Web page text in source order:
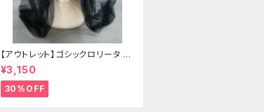
【アウトレット】ゴシックロリータ ゴ
ールドクラウン＆ホーン(ヴェール
付き)
¥3,150
30%OFF